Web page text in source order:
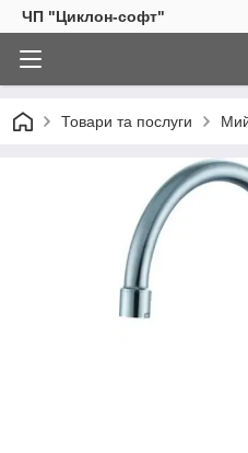
ЧП "Циклон-софт"
Товари та послуги